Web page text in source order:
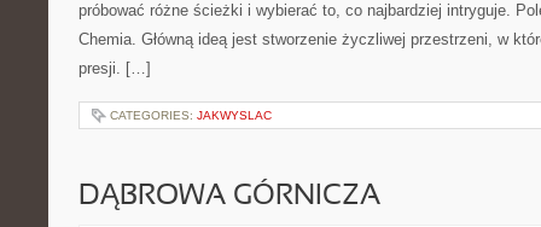
próbować różne ścieżki i wybierać to, co najbardziej intryguje.
Chemia. Główną ideą jest stworzenie życzliwej przestrzeni, w
presji. […]
CATEGORIES: JAKWYSLAC
DĄBROWA GÓRNICZA